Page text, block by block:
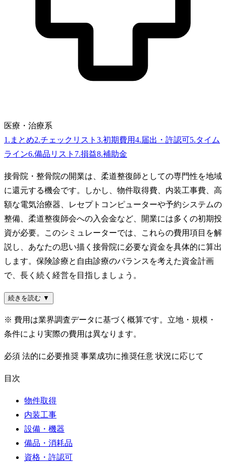
医療・治療系
1 . まとめ2.チェックリスト 3.初期費用4.届出・許認可5.タイム
ライン6.備品リスト 7.損益8.補助金
接骨院・整骨院の開業は、柔道整復師としての専門性を地域
に還元する機会です。しかし、物件取得費、内装工事費、高
額な電気治療器、レセプトコンピューターや予約システムの
整備、柔道整復師会への入会金など、開業には多くの初期投
資が必要。このシミュレーターでは、これらの費用項目を解
説し、あなたの思い描く接骨院に必要な資金を具体的に算出
します。保険診療と自由診療のバランスを考えた資金計画
で、長く続く経営を目指しましょう。
続きを読む ▼
※ 費用は業界調査データに基づく概算です。立地・規模・
条件により実際の費用は異なります。
必須 法的に必要推奨 事業成功に推奨任意 状況に応じて
目次
物件取得
内装工事
設備・機器
備品・消耗品
資格・許認可